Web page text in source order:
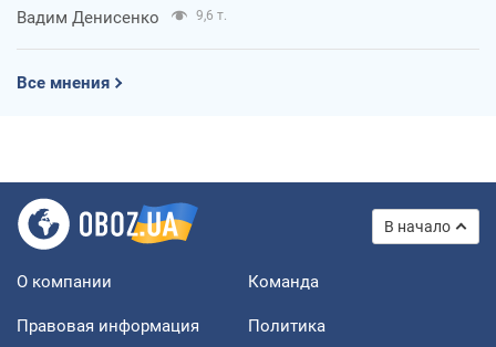
Вадим Денисенко 9,6 т.
Все мнения
В начало
О компании Команда
Правовая информация
Политика